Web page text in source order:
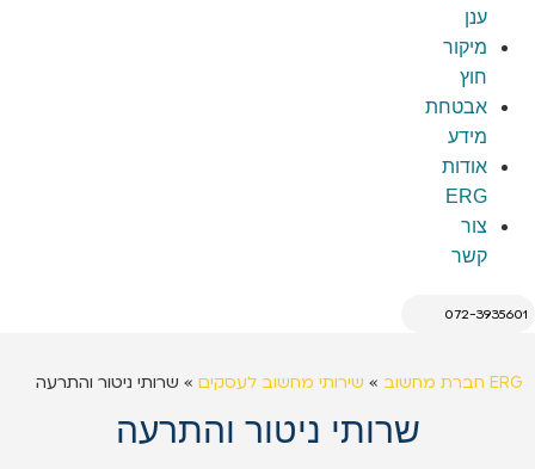
ענן
מיקור
חוץ
אבטחת
מידע
אודות
ERG
צור
קשר
072-3935601
ERG חברת מחשוב » שירותי מחשוב לעסקים » שרותי ניטור והתרעה
שרותי ניטור והתרעה